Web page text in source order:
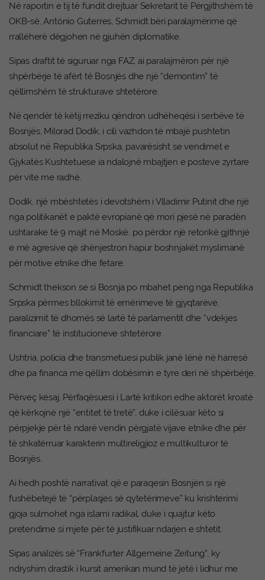
Në raportin e tij të fundit drejtuar Sekretarit të Përgjithshëm të
OKB-së, António Guterres, Schmidt bëri paralajmërime që
rrallëherë dëgjohen në gjuhën diplomatike.
Sipas draftit të siguruar nga FAZ, ai paralajmëron për një
shpërbërje të afërt të Bosnjës dhe një “demontim” të
qëllimshëm të strukturave shtetërore.
Në qendër të këtij rreziku qëndron udhëheqësi i serbëve të
Bosnjës, Milorad Dodik, i cili vazhdon të mbajë pushtetin
absolut në Republika Srpska, pavarësisht se vendimet e
Gjykatës Kushtetuese ia ndalojnë mbajtjen e posteve zyrtare
për vite me radhë.
Dodik, një mbështetës i devotshëm i Vlladimir Putinit dhe një
nga politikanët e paktë evropianë që mori pjesë në paradën
ushtarake të 9 majit në Moskë, po përdor një retorikë gjithnjë
e më agresive që shënjestron hapur boshnjakët myslimanë
për motive etnike dhe fetare.
Schmidt thekson se si Bosnja po mbahet peng nga Republika
Srpska përmes bllokimit të emërimeve të gjyqtarëve,
paralizimit të dhomës së lartë të parlamentit dhe “vdekjes
financiare” të institucioneve shtetërore.
Ushtria, policia dhe transmetuesi publik janë lënë në harresë
dhe pa financa me qëllim dobësimin e tyre deri në shpërbërje.
Përveç kësaj, Përfaqësuesi i Lartë kritikon edhe aktorët kroatë
që kërkojnë një “entitet të tretë”, duke i cilësuar këto si
përpjekje për të ndarë vendin përgjatë vijave etnike dhe për
të shkatërruar karakterin multireligjioz e multikulturor të
Bosnjës.
Ai hedh poshtë narrativat që e paraqesin Bosnjën si një
fushëbetejë të “përplasjes së qytetërimeve” ku krishterimi
gjoja sulmohet nga islami radikal, duke i quajtur këto
pretendime si mjete për të justifikuar ndarjen e shtetit.
Sipas analizës së “Frankfurter Allgemeine Zeitung”, ky
ndryshim drastik i kursit amerikan mund të jetë i lidhur me